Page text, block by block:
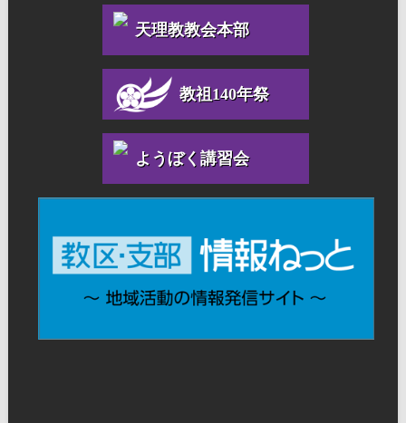
天理教教会本部
教祖140年祭
ようぼく講習会